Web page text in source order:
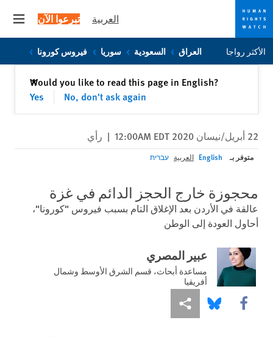
Skip
to
Skip
to
العربية تبرعوا الآن
الأكثر رواجا العراق السعودية سوريا فيروس كورونا
Would you like to read this page in English?
Yes
No, don't ask again
✕إغلاق
22 أبريل/نيسان 2020 12:00AM EDT | رأي
متوفر بـ English العربية עברית
محجوزة خارج الحجز الدائم في غزة
عالقة في الأردن بعد الإغلاق التام بسبب فيروس "كورونا"،
أحاول العودة إلى الوطن
عبير المصري
مساعدة أبحاث، قسم الشرق الأوسط وشمال
أفريقيا
Share this via Facebook
Share this via Bluesky
Share this via مشاركة